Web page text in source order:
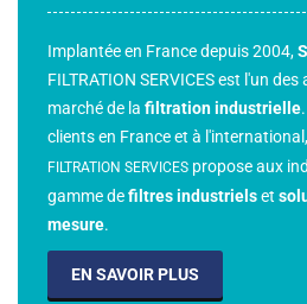
Implantée en France depuis 2004,
FILTRATION SERVICES est l'un
marché de la filtration industrielle
clients en France et à l'international,
FILTRATION SERVICES propose aux
gamme defiltres industrielset
mesure.
EN SAVOIR PLUS